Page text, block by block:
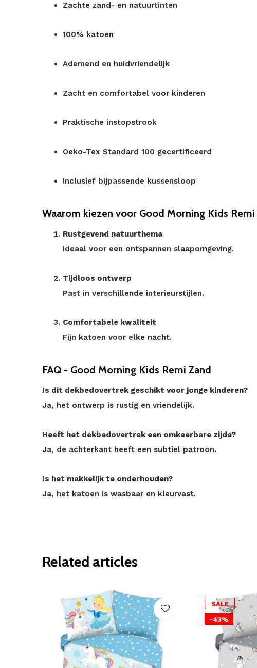
Zachte zand- en natuurtinten
100% katoen
Ademend en huidvriendelijk
Zacht en comfortabel voor kinderen
Praktische instopstrook
Oeko-Tex Standard 100 gecertificeerd
Inclusief bijpassende kussensloop
Waarom kiezen voor Good Morning Kids Remi
Rustgevend natuurthema
Ideaal voor een ontspannen slaapomgeving.
Tijdloos ontwerp
Past in verschillende interieurstijlen.
Comfortabele kwaliteit
Fijn katoen voor elke nacht.
FAQ - Good Morning Kids Remi Zand
Is dit dekbedovertrek geschikt voor jonge kinderen?
Ja, het ontwerp is rustig en vriendelijk.
Heeft het dekbedovertrek een omkeerbare zijde?
Ja, de achterkant heeft een subtiel patroon.
Is het makkelijk te onderhouden?
Ja, het katoen is wasbaar en kleurvast.
Related articles
SALE
-43%